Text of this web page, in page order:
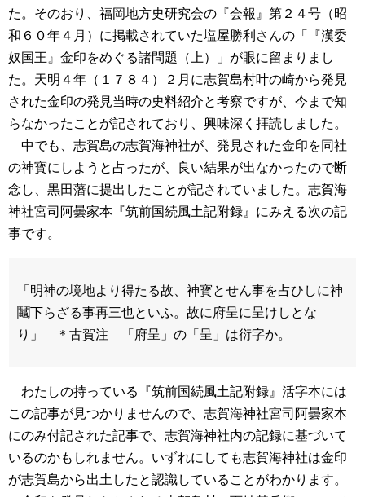
た。そのおり、福岡地方史研究会の『会報』第２４号（昭
和６０年４月）に掲載されていた塩屋勝利さんの「『漢委
奴国王』金印をめぐる諸問題（上）」が眼に留まりまし
た。天明４年（１７８４）２月に志賀島村叶の崎から発見
された金印の発見当時の史料紹介と考察ですが、今まで知
らなかったことが記されており、興味深く拝読しました。
中でも、志賀島の志賀海神社が、発見された金印を同社
の神寳にしようと占ったが、良い結果が出なかったので断
念し、黒田藩に提出したことが記されていました。志賀海
神社宮司阿曇家本『筑前国続風土記附録』にみえる次の記
事です。
「明神の境地より得たる故、神寳とせん事を占ひしに神
鬮下らざる事再三也といふ。故に府呈に呈けしとな
り」 ＊古賀注 「府呈」の「呈」は衍字か。
わたしの持っている『筑前国続風土記附録』活字本には
この記事が見つかりませんので、志賀海神社宮司阿曇家本
にのみ付記された記事で、志賀海神社内の記録に基づいて
いるのかもしれません。いずれにしても志賀海神社は金印
が志賀島から出土したと認識していることがわかります。